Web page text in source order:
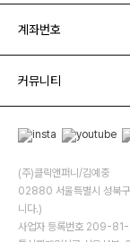
계좌번호
커뮤니티
(주)클릭앤퍼니/김예중
02880 서울특별시 성북
니다.)
사업자 등록번호 209-